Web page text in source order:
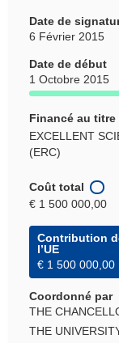
Date de
6 Février 2015
Date de début
1 Octobre 2015
Financé au titre
EXCELLENT
(ERC)
Coût total
€ 1 500 000,00
Contribution
l’UE
€ 1 500 000,00
Coordonné par
THE
THE